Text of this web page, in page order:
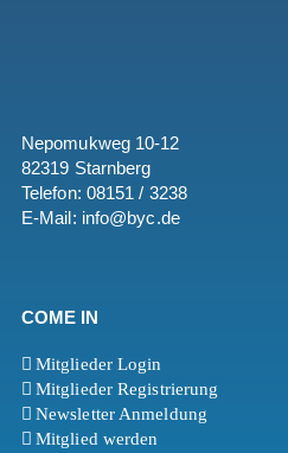
Nepomukweg 10-12
82319 Starnberg
Telefon: 08151 / 3238
E-Mail: info@byc.de
COME IN
Mitglieder Login
Mitglieder Registrierung
Newsletter Anmeldung
Mitglied werden